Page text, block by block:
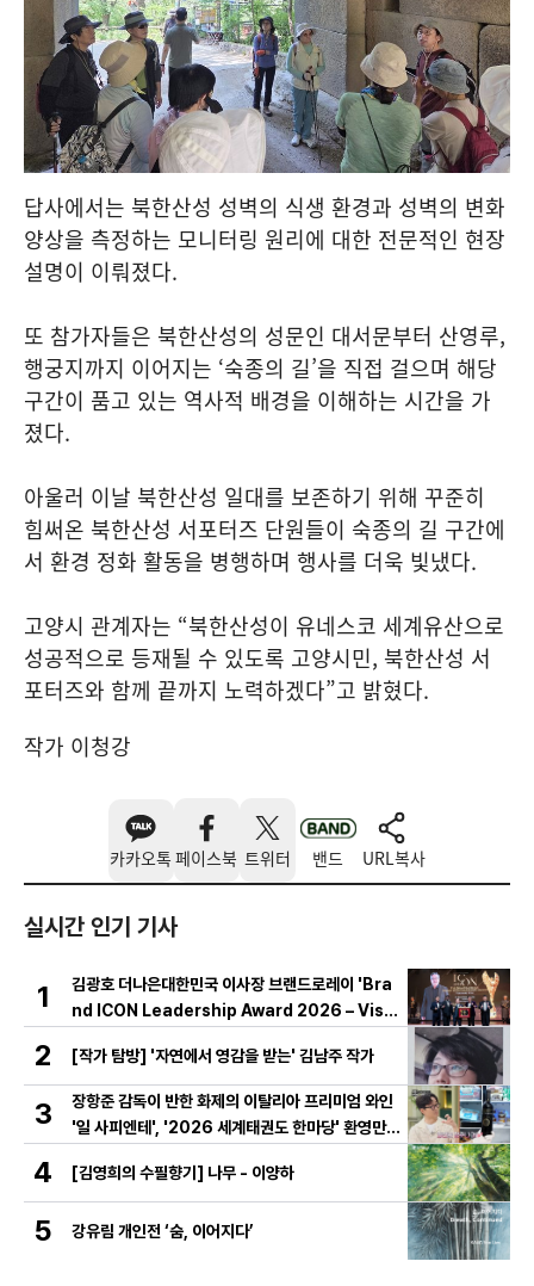
답사에서는 북한산성 성벽의 식생 환경과 성벽의 변화
양상을 측정하는 모니터링 원리에 대한 전문적인 현장
설명이 이뤄졌다.
또 참가자들은 북한산성의 성문인 대서문부터 산영루,
행궁지까지 이어지는 ‘숙종의 길’을 직접 걸으며 해당
구간이 품고 있는 역사적 배경을 이해하는 시간을 가
졌다.
아울러 이날 북한산성 일대를 보존하기 위해 꾸준히
힘써온 북한산성 서포터즈 단원들이 숙종의 길 구간에
서 환경 정화 활동을 병행하며 행사를 더욱 빛냈다.
고양시 관계자는 “북한산성이 유네스코 세계유산으로
성공적으로 등재될 수 있도록 고양시민, 북한산성 서
포터즈와 함께 끝까지 노력하겠다”고 밝혔다.
작가 이청강
카카오톡 페이스북 트위터 밴드 URL복사
실시간 인기 기사
1
김광호 더나은대한민국 이사장 브랜드로레이 'Bra
nd ICON Leadership Award 2026 – Visio
2 [작가 탐방] '자연에서 영감을 받는' 김남주 작가
3
장항준 감독이 반한 화제의 이탈리아 프리미엄 와인
'일 사피엔테', '2026 세계태권도 한마당' 환영만찬
4 [김영희의 수필향기] 나무 - 이양하
5 강유림 개인전 ‘숨, 이어지다’